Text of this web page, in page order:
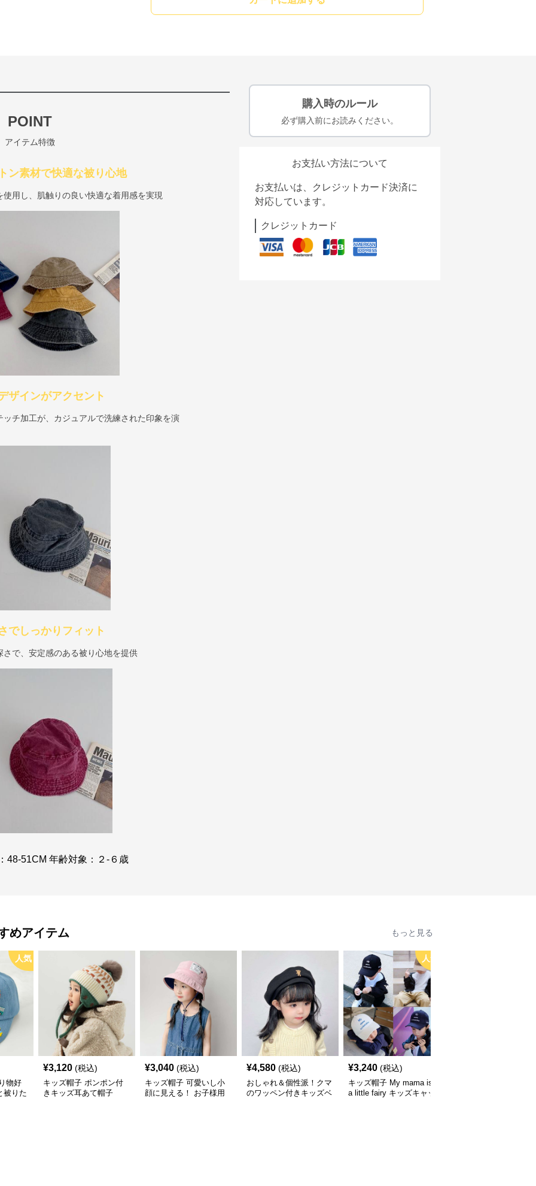
POINT
アイテム特徴
ン素材で快適な被り心地
用し、肌触りの良い快適な着用感を実現
ザインがアクセント
チ加工が、カジュアルで洗練された印象を演
でしっかりフィット
で、安定感のある被り心地を提供
48-51CM 年齢対象：２-６歳
購入時のルール
必ず購入前にお読みください。
お支払い方法について
お支払いは、クレジットカード決済に
対応しています。
クレジットカード
めアイテム もっと見る
人気
物好
被りた
¥3,120 (税込)
キッズ帽子 ポンポン付
きキッズ耳あて帽子
¥3,040 (税込)
キッズ帽子 可愛いし小
顔に見える！ お子様用
¥4,580 (税込)
おしゃれ＆個性派！クマ
のワッペン付きキッズベ
人気
¥3,240 (税込)
キッズ帽子 My mama is
a little fairy キッズキャッ